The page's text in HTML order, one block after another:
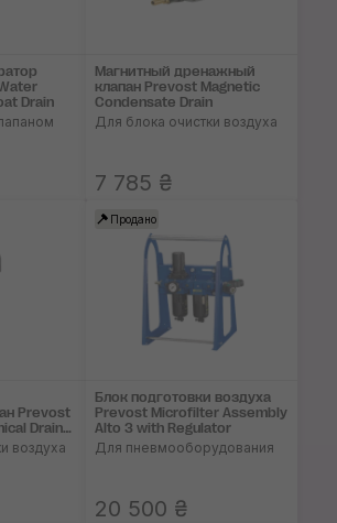
Drain
Магнитный дренажный
клапан Prevost Magnetic
Condensate Drain
Для блока очистки воздуха
7 785 ₴
Prevost
Drain
воздуха
Продано
Блок подготовки воздуха
Prevost Microfilter Assembly
Alto 3 with Regulator
Для пневмооборудования
20 500 ₴